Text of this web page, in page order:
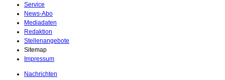
Service
News-Abo
Mediadaten
Redaktion
Stellenangebote
Sitemap
Impressum
Nachrichten